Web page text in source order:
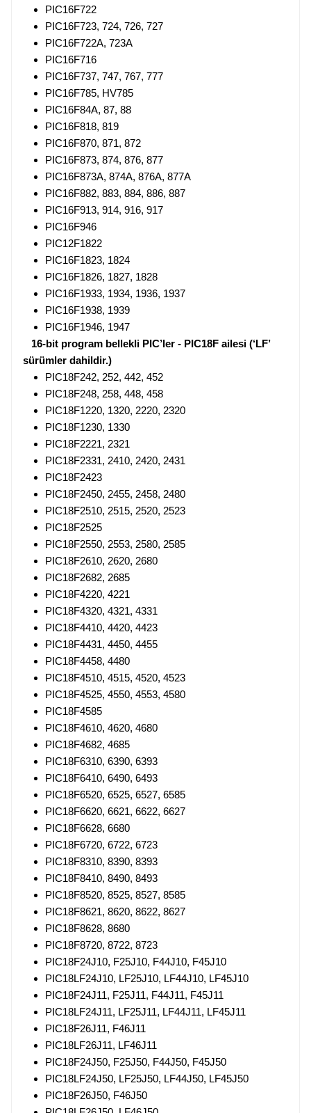
PIC16F722
PIC16F723, 724, 726, 727
PIC16F722A, 723A
PIC16F716
PIC16F737, 747, 767, 777
PIC16F785, HV785
PIC16F84A, 87, 88
PIC16F818, 819
PIC16F870, 871, 872
PIC16F873, 874, 876, 877
PIC16F873A, 874A, 876A, 877A
PIC16F882, 883, 884, 886, 887
PIC16F913, 914, 916, 917
PIC16F946
PIC12F1822
PIC16F1823, 1824
PIC16F1826, 1827, 1828
PIC16F1933, 1934, 1936, 1937
PIC16F1938, 1939
PIC16F1946, 1947
16-bit program bellekli PIC’ler - PIC18F ailesi (‘LF’
sürümler dahildir.)
PIC18F242, 252, 442, 452
PIC18F248, 258, 448, 458
PIC18F1220, 1320, 2220, 2320
PIC18F1230, 1330
PIC18F2221, 2321
PIC18F2331, 2410, 2420, 2431
PIC18F2423
PIC18F2450, 2455, 2458, 2480
PIC18F2510, 2515, 2520, 2523
PIC18F2525
PIC18F2550, 2553, 2580, 2585
PIC18F2610, 2620, 2680
PIC18F2682, 2685
PIC18F4220, 4221
PIC18F4320, 4321, 4331
PIC18F4410, 4420, 4423
PIC18F4431, 4450, 4455
PIC18F4458, 4480
PIC18F4510, 4515, 4520, 4523
PIC18F4525, 4550, 4553, 4580
PIC18F4585
PIC18F4610, 4620, 4680
PIC18F4682, 4685
PIC18F6310, 6390, 6393
PIC18F6410, 6490, 6493
PIC18F6520, 6525, 6527, 6585
PIC18F6620, 6621, 6622, 6627
PIC18F6628, 6680
PIC18F6720, 6722, 6723
PIC18F8310, 8390, 8393
PIC18F8410, 8490, 8493
PIC18F8520, 8525, 8527, 8585
PIC18F8621, 8620, 8622, 8627
PIC18F8628, 8680
PIC18F8720, 8722, 8723
PIC18F24J10, F25J10, F44J10, F45J10
PIC18LF24J10, LF25J10, LF44J10, LF45J10
PIC18F24J11, F25J11, F44J11, F45J11
PIC18LF24J11, LF25J11, LF44J11, LF45J11
PIC18F26J11, F46J11
PIC18LF26J11, LF46J11
PIC18F24J50, F25J50, F44J50, F45J50
PIC18LF24J50, LF25J50, LF44J50, LF45J50
PIC18F26J50, F46J50